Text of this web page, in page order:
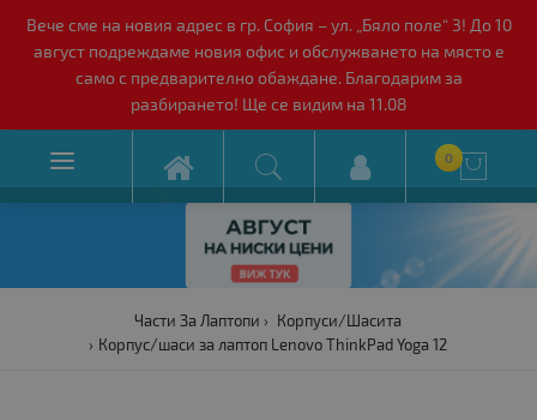
Вече сме на новия адрес в гр. София – ул. „Бяло поле“ 3! До 10
август подреждаме новия офис и обслужването на място е
само с предварително обаждане. Благодарим за
разбирането! Ще се видим на 11.08
 0 
Части За Лаптопи
Корпуси/Шасита
Корпус/шаси за лаптоп Lenovo ThinkPad Yoga 12